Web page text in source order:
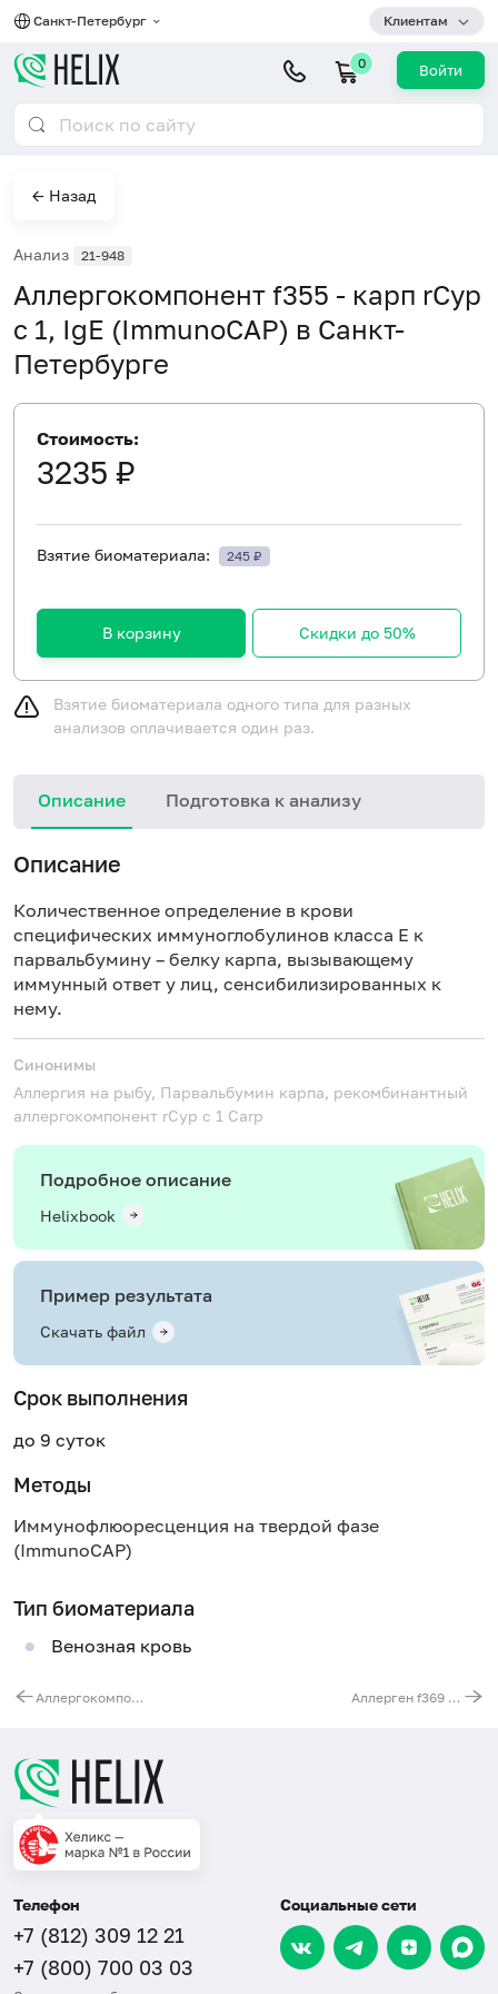
Санкт-Петербург Клиентам
0 Войти
← Назад
Анализ 21-948
Аллергокомпонент f355 - карп rCyp
c 1, IgE (ImmunoCAP) в Санкт-
Петербурге
Стоимость:
3235 ₽
Взятие биоматериала: 245 ₽
В корзину Скидки до 50%
Взятие биоматериала одного типа для разных
анализов оплачивается один раз.
Описание Подготовка к анализу
Описание
Количественное определение в крови
специфических иммуноглобулинов класса E к
парвальбумину – белку карпа, вызывающему
иммунный ответ у лиц, сенсибилизированных к
нему.
Синонимы
Аллергия на рыбу, Парвальбумин карпа, рекомбинантный
аллергокомпонент rCyp c 1 Carp
Подробное описание
Helixbook
Пример результата
Скачать файл
Срок выполнения
до 9 суток
Методы
Иммунофлюоресценция на твердой фазе
(ImmunoCAP)
Тип биоматериала
Венозная кровь
Аллергокомпонент f353 - соя rGly m 4 PR-10, IgE (ImmunoCAP) Аллерген f369 - зубатка полосатая, IgE (ImmunoCAP)
Телефон
+7 (812) 309 12 21
+7 (800) 700 03 03
Социальные сети